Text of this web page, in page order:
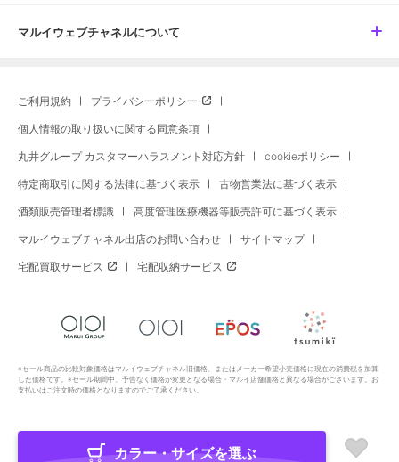
マルイウェブチャネルについて
ご利用規約 プライバシーポリシー
個人情報の取り扱いに関する同意条項
丸井グループ カスタマーハラスメント対応方針 cookieポリシー
特定商取引に関する法律に基づく表示 古物営業法に基づく表示
酒類販売管理者標識 高度管理医療機器等販売許可に基づく表示
マルイウェブチャネル出店のお問い合わせ サイトマップ
宅配買取サービス 宅配収納サービス
※セール商品の比較対象価格はマルイウェブチャネル旧価格、またはメーカー希望小売価格に現在の消費税を加算
した価格です。※セール期間中、予告なく価格が変更となる場合・マルイ店舗価格と異なる場合がございます。お
支払いはご注文時の価格となりますのでご了承ください。
Copyright All Rights Reserved. MARUI Co., Ltd
カラー・サイズを選ぶ